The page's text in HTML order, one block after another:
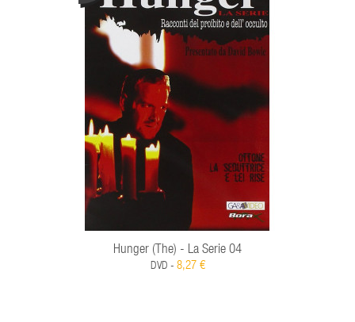
Hunger (The) - La Serie 04
DVD - 8,27 €